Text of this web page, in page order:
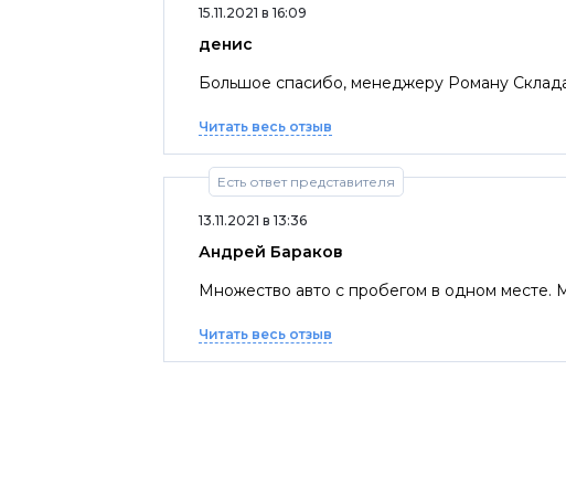
15.11.2021 в 16:09
денис
Большое спасибо, менеджеру Роману
Читать весь отзыв
Есть ответ представителя
13.11.2021 в 13:36
Андрей Бараков
Множество авто с пробегом в одном месте.
Читать весь отзыв